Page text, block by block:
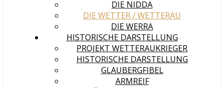
DIE NIDDA
DIE WETTER / WETTERAU
DIE WERRA
HISTORISCHE DARSTELLUNG
PROJEKT WETTERAUKRIEGER
HISTORISCHE DARSTELLUNG
GLAUBERGFIBEL
ARMREIF